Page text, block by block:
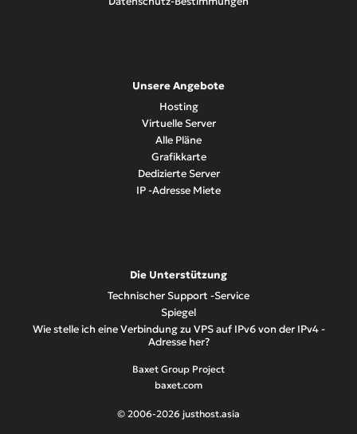
Unsere Angebote
Hosting
Virtuelle Server
Alle Pläne
Grafikkarte
Dedizierte Server
IP -Adresse Miete
Die Unterstützung
Technischer Support -Service
Spiegel
Wie stelle ich eine Verbindung zu VPS auf IPv6 von der IPv4 -
Adresse her?
Baxet Group Project
baxet.com
© 2006-2026 justhost.asia